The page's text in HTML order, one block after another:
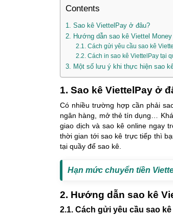
Contents
1. Sao kê ViettelPay ở đâu?
2. Hướng dẫn sao kê Viettel Money
2.1. Cách gửi yêu cầu sao kê
2.2. Cách in sao kê ViettelPay tại
3. Một số lưu ý khi thực hiện sao
1. Sao kê ViettelPay ở
Có nhiều trường hợp cần phải
ngân hàng, mở thẻ tín dụng…
giao dịch và sao kê online ngay
thời gian tới sao kê trực tiếp thì
tại quầy để sao kê.
Hạn mức chuyển tiền
2. Hướng dẫn sao kê
2.1. Cách gửi yêu cầu sao